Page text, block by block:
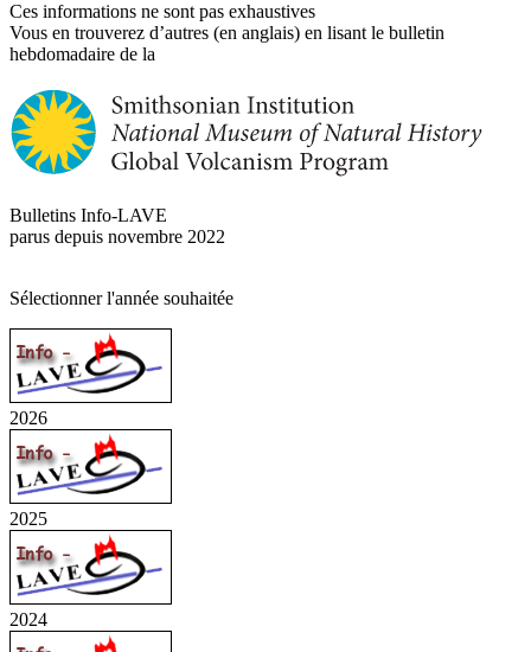
Ces informations ne sont pas exhaustives
Vous en trouverez d’autres (en anglais) en lisant le bulletin
hebdomadaire de la
Bulletins Info-LAVE
parus depuis novembre 2022
Sélectionner l'année souhaitée
2026
2025
2024